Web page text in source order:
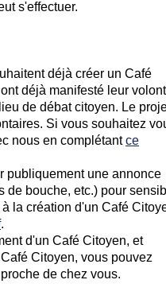
s'effectuer.
déjà créer un Café
déjà manifesté leur
de débat citoyen. Le
Si vous souhaitez
nous en complétantce
publiquement une annonce
de bouche, etc.) pour
la création d'un Café
.
d'un Café Citoyen, et
Citoyen, vous pouvez
de chez vous.